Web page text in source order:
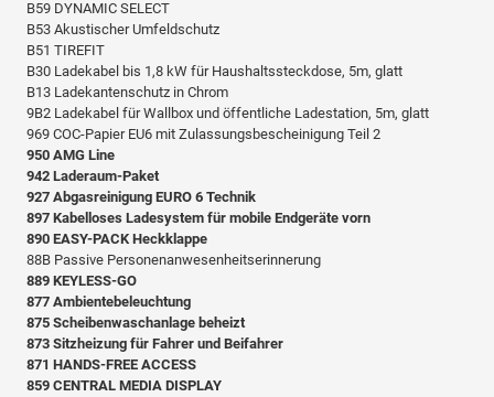
B59 DYNAMIC SELECT
B53 Akustischer Umfeldschutz
B51 TIREFIT
B30 Ladekabel bis 1,8 kW für Haushaltssteckdose, 5m, glatt
B13 Ladekantenschutz in Chrom
9B2 Ladekabel für Wallbox und öffentliche Ladestation, 5m, glatt
969 COC-Papier EU6 mit Zulassungsbescheinigung Teil 2
950 AMG Line
942 Laderaum-Paket
927 Abgasreinigung EURO 6 Technik
897 Kabelloses Ladesystem für mobile Endgeräte vorn
890 EASY-PACK Heckklappe
88B Passive Personenanwesenheitserinnerung
889 KEYLESS-GO
877 Ambientebeleuchtung
875 Scheibenwaschanlage beheizt
873 Sitzheizung für Fahrer und Beifahrer
871 HANDS-FREE ACCESS
859 CENTRAL MEDIA DISPLAY